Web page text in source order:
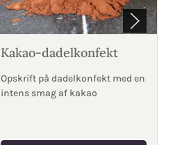
Kakao-dadelkonfekt
Opskrift på dadelkonfekt med en
intens smag af kakao